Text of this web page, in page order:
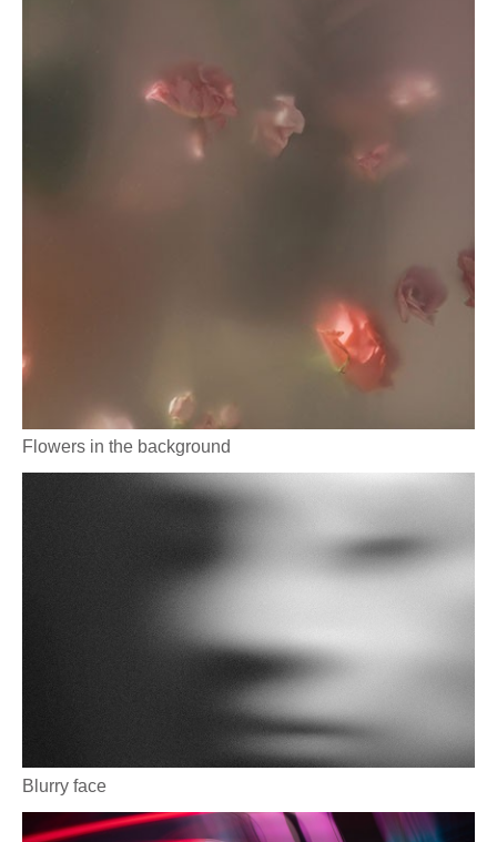
Flowers in the background
Blurry face